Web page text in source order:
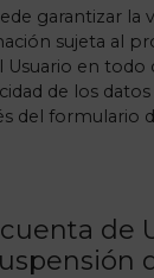
garantizar la
sujeta al
Usuario en todo
de los
del formulario
de